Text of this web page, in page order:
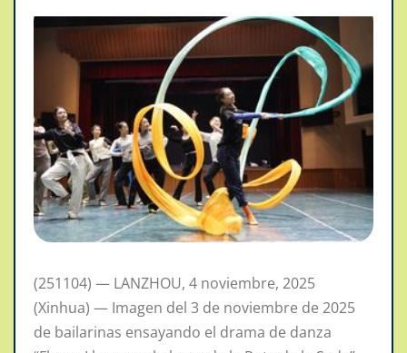
(251104) — LANZHOU, 4 noviembre, 2025
(Xinhua) — Imagen del 3 de noviembre de 2025
de bailarinas ensayando el drama de danza